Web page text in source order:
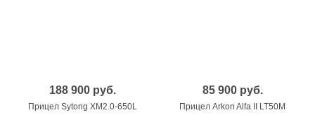
188 900 руб.
Прицел Sytong XM2.0-650L
85 900 руб.
Прицел Arkon Alfa II LT50M